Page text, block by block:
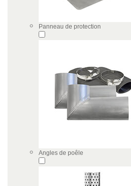
Panneau de protection
Angles de poêle